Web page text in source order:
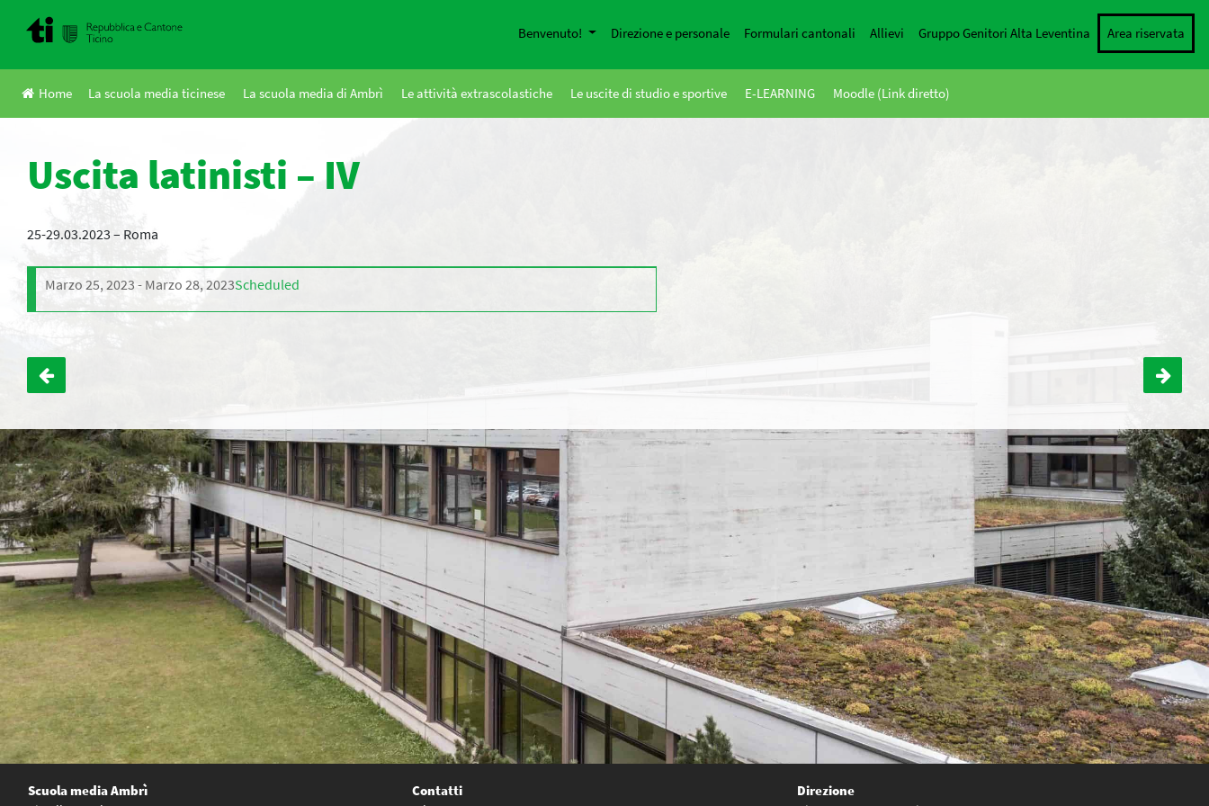
content
Benvenuto! Direzione e personale Formulari cantonali Allievi Gruppo Genitori Alta Leventina Area riservata
Home La scuola media ticinese La scuola media di Ambrì Le attività extrascolastiche Le uscite di studio e sportive E-LEARNING Moodle (Link diretto)
Uscita latinisti – IV
25-29.03.2023 – Roma
Marzo 25, 2023 Marzo 28, 2023Scheduled
Navigazione
articoli
Scuola media Ambrì
Contatti
Direzione